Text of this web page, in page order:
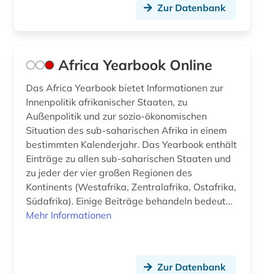
entwicklung (5)
entwicklungsländer (5)
entwicklungspolitik (10)
entwicklungstheorie (1)
entwicklungszusammenarbeit (4)
entwicklungsökonomie (1)
Zur Datenbank
Africa Yearbook Online
Das Africa Yearbook bietet Informationen zur
Innenpolitik afrikanischer Staaten, zu
Außenpolitik und zur sozio-ökonomischen
Situation des sub-saharischen Afrika in einem
bestimmten Kalenderjahr. Das Yearbook enthält
Einträge zu allen sub-saharischen Staaten und
zu jeder der vier großen Regionen des
Kontinents (Westafrika, Zentralafrika, Ostafrika,
Südafrika). Einige Beiträge behandeln bedeut...
Mehr Informationen
Zur Datenbank